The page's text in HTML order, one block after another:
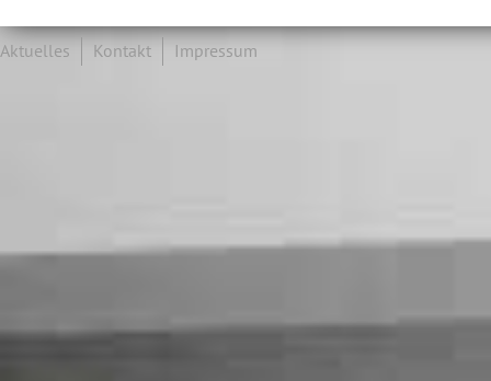
Aktuelles Kontakt Impressum